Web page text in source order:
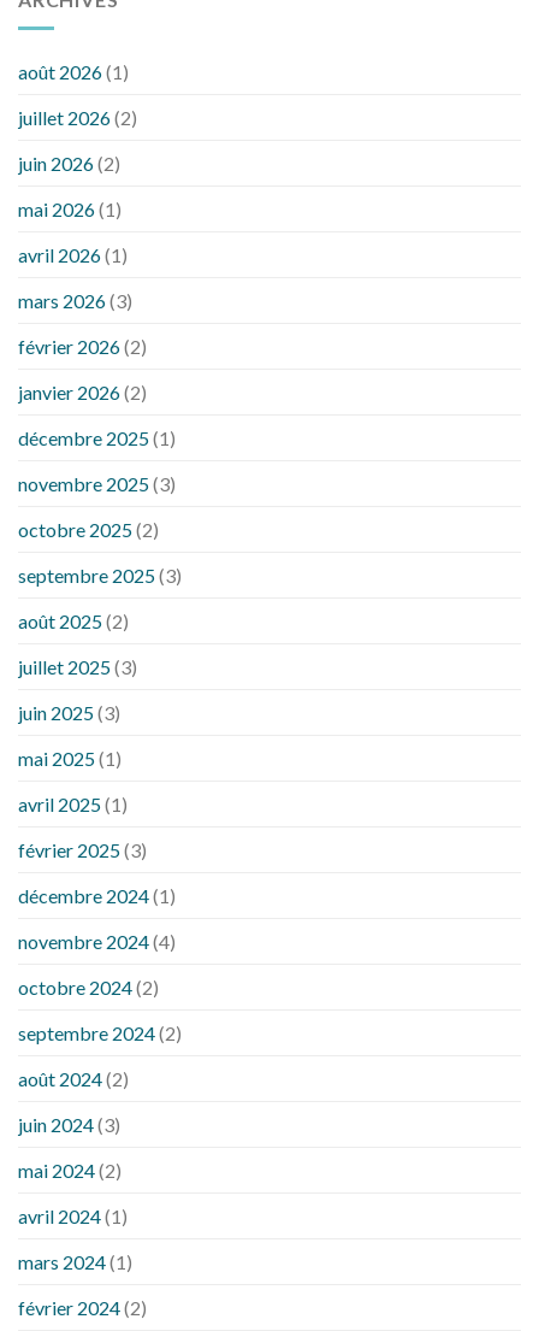
août 2026(1)
juillet 2026(2)
juin 2026(2)
mai 2026(1)
avril 2026(1)
mars 2026(3)
février 2026(2)
janvier 2026(2)
décembre 2025(1)
novembre 2025(3)
octobre 2025(2)
septembre 2025(3)
août 2025(2)
juillet 2025(3)
juin 2025(3)
mai 2025(1)
avril 2025(1)
février 2025(3)
décembre 2024(1)
novembre 2024(4)
octobre 2024(2)
septembre 2024(2)
août 2024(2)
juin 2024(3)
mai 2024(2)
avril 2024(1)
mars 2024(1)
février 2024(2)